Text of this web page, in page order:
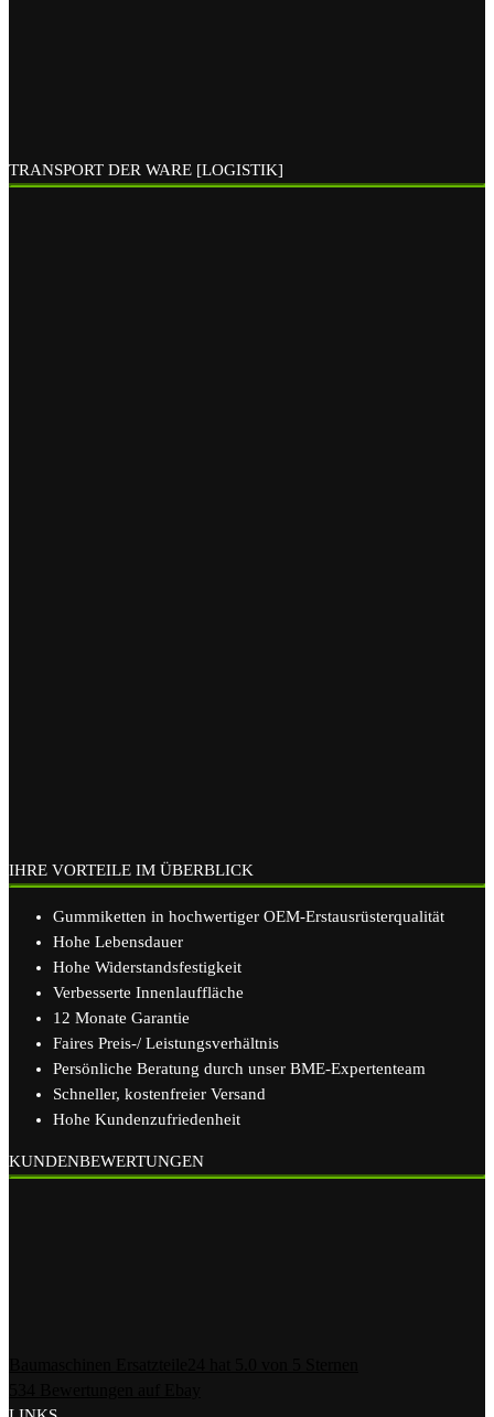
TRANSPORT DER WARE [LOGISTIK]
IHRE VORTEILE IM ÜBERBLICK
Gummiketten in hochwertiger OEM-Erstausrüsterqualität
Hohe Lebensdauer
Hohe Widerstandsfestigkeit
Verbesserte Innenlauffläche
12 Monate Garantie
Faires Preis-/ Leistungsverhältnis
Persönliche Beratung durch unser BME-Expertenteam
Schneller, kostenfreier Versand
Hohe Kundenzufriedenheit
KUNDENBEWERTUNGEN